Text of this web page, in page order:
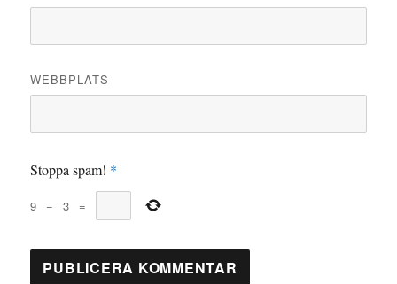
WEBBPLATS
Stoppa spam! *
9 − 3 =